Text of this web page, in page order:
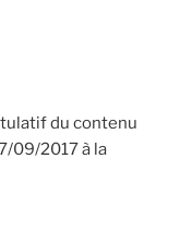
du contenu
09/2017 à la